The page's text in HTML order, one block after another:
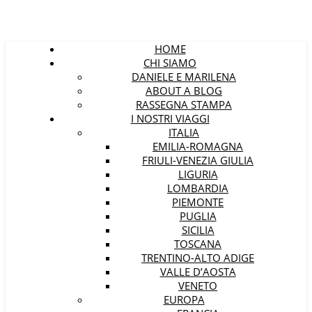
HOME
CHI SIAMO
DANIELE E MARILENA
ABOUT A BLOG
RASSEGNA STAMPA
I NOSTRI VIAGGI
ITALIA
EMILIA-ROMAGNA
FRIULI-VENEZIA GIULIA
LIGURIA
LOMBARDIA
PIEMONTE
PUGLIA
SICILIA
TOSCANA
TRENTINO-ALTO ADIGE
VALLE D’AOSTA
VENETO
EUROPA